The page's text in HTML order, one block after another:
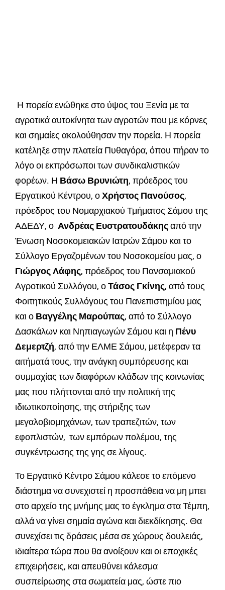
Η πορεία ενώθηκε στο ύψος του Ξενία με τα
αγροτικά αυτοκίνητα των αγροτών που με κόρνες
και σημαίες ακολούθησαν την πορεία. Η πορεία
κατέληξε στην πλατεία Πυθαγόρα, όπου πήραν το
λόγο οι εκπρόσωποι των συνδικαλιστικών
φορέων. Η Βάσω Βρυνιώτη, πρόεδρος του
Εργατικού Κέντρου, οΧρήστος Πανούσος,
πρόεδρος του Νομαρχιακού Τμήματος Σάμου της
ΑΔΕΔΥ, ο Ανδρέας Ευστρατουδάκηςαπό την
Ένωση Νοσοκομειακών Ιατρών Σάμου και το
Σύλλογο Εργαζομένων του Νοσοκομείου μας, ο
Γιώργος Λάφης, πρόεδρος του Πανσαμιακού
Αγροτικού Συλλόγου, οΤάσος Γκίνης, από τους
Φοιτητικούς Συλλόγους του Πανεπιστημίου μας
και ο Βαγγέλης Μαρούπας, από το Σύλλογο
Δασκάλων και Νηπιαγωγών Σάμου και η Πένυ
Δεμερτζή, από την ΕΛΜΕ Σάμου, μετέφεραν τα
αιτήματά τους, την ανάγκη συμπόρευσης και
συμμαχίας των διαφόρων κλάδων της κοινωνίας
μας που πλήττονται από την πολιτική της
ιδιωτικοποίησης, της στήριξης των
μεγαλοβιομηχάνων, των τραπεζιτών, των
εφοπλιστών, των εμπόρων πολέμου, της
συγκέντρωσης της γης σε λίγους.
Το Εργατικό Κέντρο Σάμου κάλεσε το επόμενο
διάστημα να συνεχιστεί η προσπάθεια να μη μπει
στο αρχείο της μνήμης μας το έγκλημα στα Τέμπη,
αλλά να γίνει σημαία αγώνα και διεκδίκησης. Θα
συνεχίσει τις δράσεις μέσα σε χώρους δουλειάς,
ιδιαίτερα τώρα που θα ανοίξουν και οι εποχικές
επιχειρήσεις, και απευθύνει κάλεσμα
συσπείρωσης στα σωματεία μας, ώστε πιο